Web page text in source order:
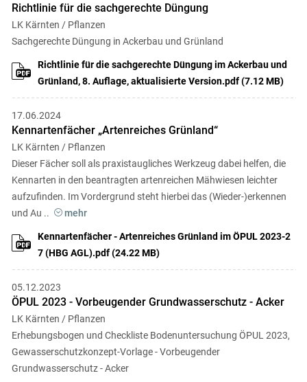
Richtlinie für die sachgerechte Düngung
LK Kärnten / Pflanzen
Sachgerechte Düngung in Ackerbau und Grünland
Richtlinie für die sachgerechte Düngung im Ackerbau und
Grünland, 8. Auflage, aktualisierte Version.pdf (7.12 MB)
Kennartenfächer „Artenreiches Grünland“
LK Kärnten / Pflanzen
Dieser Fächer soll als praxistaugliches Werkzeug dabei helfen, die
Kennarten in den beantragten artenreichen Mähwiesen leichter
aufzufinden. Im Vordergrund steht hierbei das (Wieder-)erkennen
und Au ..
Kennartenfächer - Artenreiches Grünland im ÖPUL 2023-2
7 (HBG AGL).pdf (24.22 MB)
17.06.2024
ÖPUL 2023 - Vorbeugender Grundwasserschutz - Acker
LK Kärnten / Pflanzen
Erhebungsbogen und Checkliste Bodenuntersuchung ÖPUL 2023,
Gewasserschutzkonzept-Vorlage - Vorbeugender
Grundwasserschutz - Acker
05.12.2023